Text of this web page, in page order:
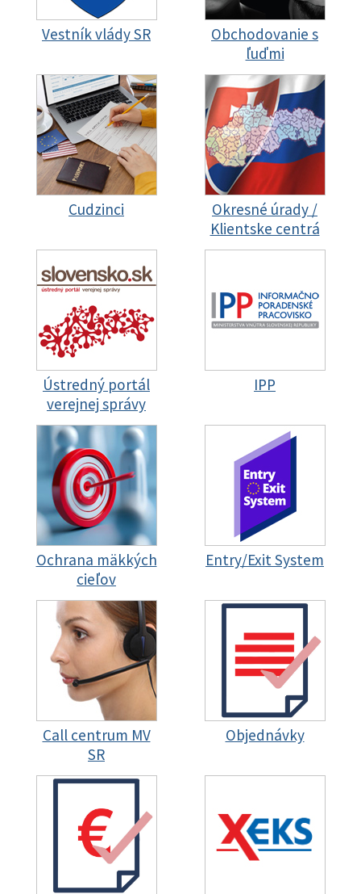
Vestník vlády SR
Obchodovanie s
ľuďmi
Cudzinci
Okresné úrady /
Klientske centrá
Ústredný portál
verejnej správy
IPP
Ochrana mäkkých
cieľov
Entry/Exit System
Call centrum MV
SR
Objednávky